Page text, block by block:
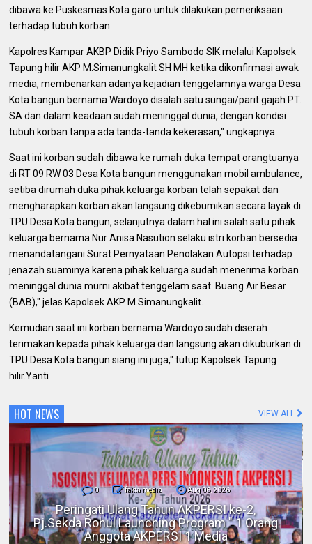
dibawa ke Puskesmas Kota garo untuk dilakukan pemeriksaan
terhadap tubuh korban.
Kapolres Kampar AKBP Didik Priyo Sambodo SIK melalui Kapolsek
Tapung hilir AKP M.Simanungkalit SH MH ketika dikonfirmasi awak
media, membenarkan adanya kejadian tenggelamnya warga Desa
Kota bangun bernama Wardoyo disalah satu sungai/parit gajah PT.
SA dan dalam keadaan sudah meninggal dunia, dengan kondisi
tubuh korban tanpa ada tanda-tanda kekerasan," ungkapnya.
Saat ini korban sudah dibawa ke rumah duka tempat orangtuanya
di RT 09 RW 03 Desa Kota bangun menggunakan mobil ambulance,
setiba dirumah duka pihak keluarga korban telah sepakat dan
mengharapkan korban akan langsung dikebumikan secara layak di
TPU Desa Kota bangun, selanjutnya dalam hal ini salah satu pihak
keluarga bernama Nur Anisa Nasution selaku istri korban bersedia
menandatangani Surat Pernyataan Penolakan Autopsi terhadap
jenazah suaminya karena pihak keluarga sudah menerima korban
meninggal dunia murni akibat tenggelam saat Buang Air Besar
(BAB)," jelas Kapolsek AKP M.Simanungkalit.
Kemudian saat ini korban bernama Wardoyo sudah diserah
terimakan kepada pihak keluarga dan langsung akan dikuburkan di
TPU Desa Kota bangun siang ini juga," tutup Kapolsek Tapung
hilir.Yanti
HOT NEWS VIEW ALL
0 fakta media Aug 06, 2026
Polres Inhil bersama Pemkab Inhil dan
BKSDA Riau Perkuat Sinergi Tangani
Gangguan Kera Liar di Tembilahan